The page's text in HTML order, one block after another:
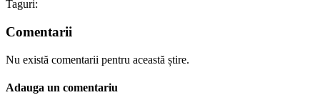
Taguri:
Comentarii
Nu există comentarii pentru această știre.
Adauga un comentariu